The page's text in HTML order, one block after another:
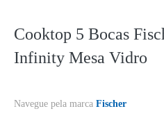
Cooktop 5 Bocas
Infinity Mesa Vidro
Navegue pela marca Fischer